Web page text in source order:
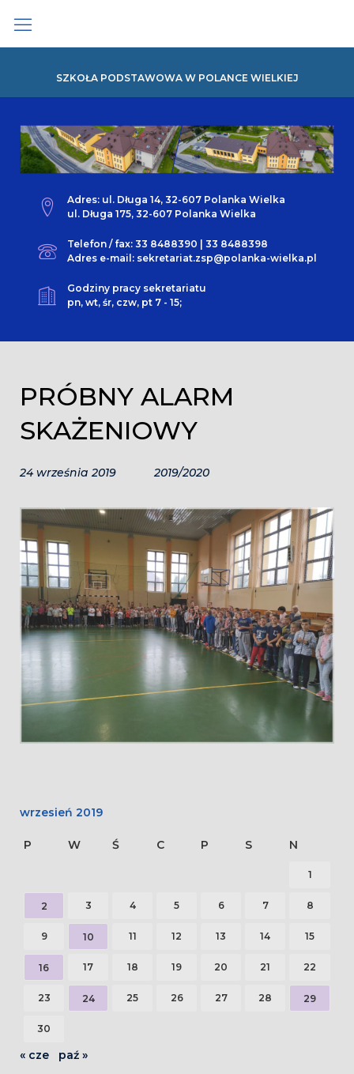
content
SZKOŁA PODSTAWOWA W POLANCE WIELKIEJ
Adres: ul. Długa 14, 32-607 Polanka Wielka
ul. Długa 175, 32-607 Polanka Wielka
Telefon / fax: 33 8488390 | 33 8488398
Adres e-mail: sekretariat.zsp@polanka-wielka.pl
Godziny pracy sekretariatu
pn, wt, śr, czw, pt 7 - 15;
PRÓBNY ALARM
SKAŻENIOWY
24 września 2019 2019/2020
wrzesień 2019
P W Ś C P S N
1
2 3 4 5 6 7 8
9 10 11 12 13 14 15
16 17 18 19 20 21 22
23 24 25 26 27 28 29
30
« cze paź »